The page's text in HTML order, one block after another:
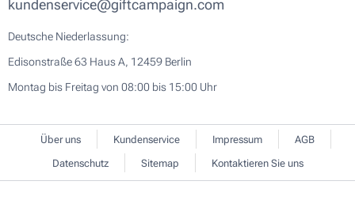
kundenservice@giftcampaign.com
Deutsche Niederlassung:
Edisonstraße 63 Haus A, 12459 Berlin
Montag bis Freitag von 08:00 bis 15:00 Uhr
Über uns Kundenservice Impressum
AGB
Datenschutz
Sitemap Kontaktieren Sie uns